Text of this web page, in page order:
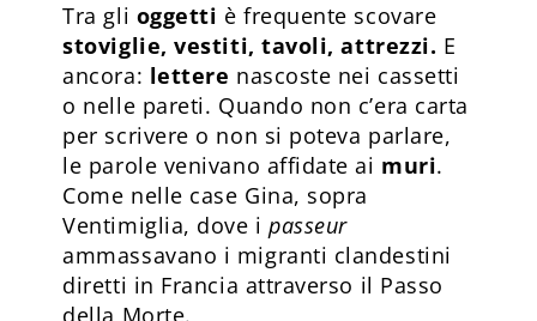
Tra gli oggetti è frequente scovare
stoviglie, vestiti, tavoli, attrezzi. E
ancora: lettere nascoste nei cassetti
o nelle pareti. Quando non c’era carta
per scrivere o non si poteva parlare,
le parole venivano affidate ai muri.
Come nelle case Gina, sopra
Ventimiglia, dove ipasseur
ammassavano i migranti clandestini
diretti in Francia attraverso il Passo
della Morte.